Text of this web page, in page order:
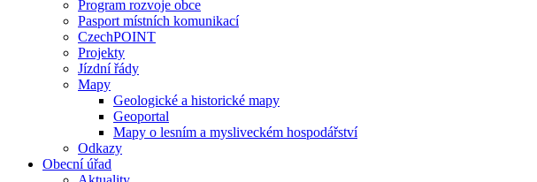
Program rozvoje obce
Pasport místních komunikací
CzechPOINT
Projekty
Jízdní řády
Mapy
Geologické a historické mapy
Geoportal
Mapy o lesním a mysliveckém hospodářství
Odkazy
Obecní úřad